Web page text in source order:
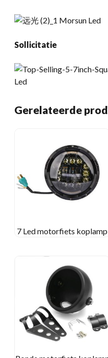
Sollicitatie
Gerelateerde
7 Led motorfiets koplamp